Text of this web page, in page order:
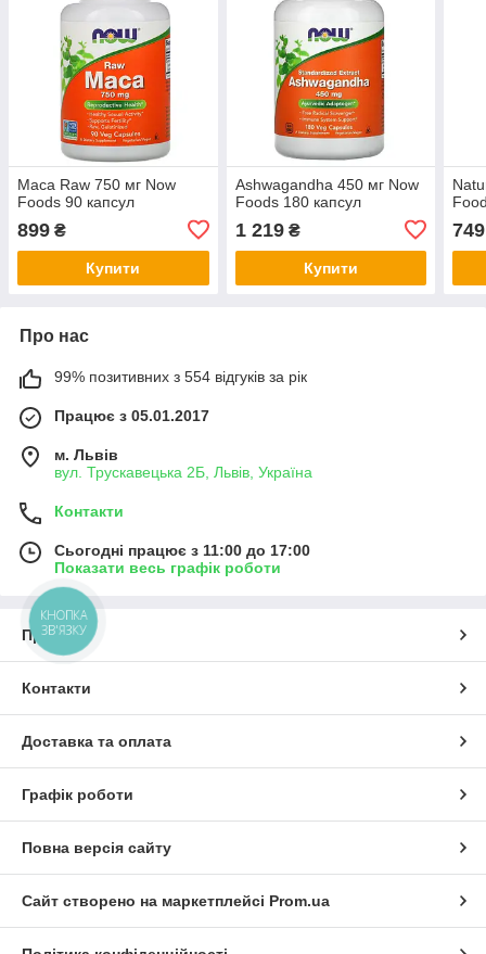
Maca Raw 750 мг Now
Foods 90 капсул
899 ₴
Купити
Ashwagandha 450 мг Now
Foods 180 капсул
1 219₴
Купити
749
Про нас
99% позитивних з 554 відгуків за рік
Працює з 05.01.2017
м. Львів
вул. Трускавецька 2Б, Львів, Україна
Контакти
Сьогодні працює з 11:00 до 17:00
Показати весь графік роботи
Про нас
Контакти
Доставка та оплата
Графік роботи
Повна версія сайту
Сайт створено на маркетплейсі Prom.ua
КНОПКА
ЗВ'ЯЗКУ